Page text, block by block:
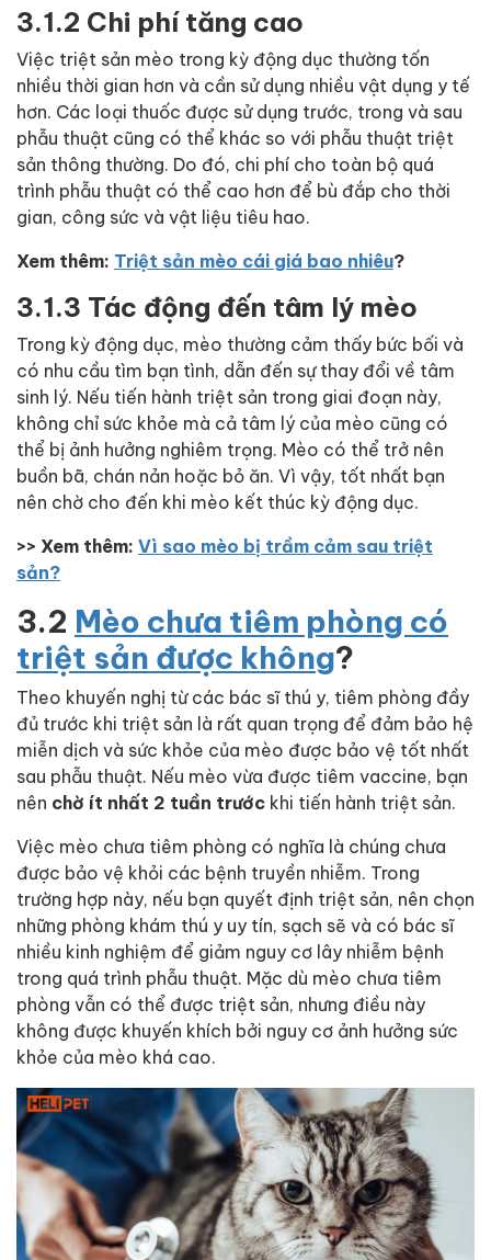
3.1.2 Chi phí tăng cao
Việc triệt sản mèo trong kỳ động dục thường tốn
nhiều thời gian hơn và cần sử dụng nhiều vật dụng y tế
hơn. Các loại thuốc được sử dụng trước, trong và sau
phẫu thuật cũng có thể khác so với phẫu thuật triệt
sản thông thường. Do đó, chi phí cho toàn bộ quá
trình phẫu thuật có thể cao hơn để bù đắp cho thời
gian, công sức và vật liệu tiêu hao.
Xem thêm: Triệt sản mèo cái giá bao nhiêu?
3.1.3 Tác động đến tâm lý mèo
Trong kỳ động dục, mèo thường cảm thấy bức bối và
có nhu cầu tìm bạn tình, dẫn đến sự thay đổi về tâm
sinh lý. Nếu tiến hành triệt sản trong giai đoạn này,
không chỉ sức khỏe mà cả tâm lý của mèo cũng có
thể bị ảnh hưởng nghiêm trọng. Mèo có thể trở nên
buồn bã, chán nản hoặc bỏ ăn. Vì vậy, tốt nhất bạn
nên chờ cho đến khi mèo kết thúc kỳ động dục.
>> Xem thêm: Vì sao mèo bị trầm cảm sau triệt
sản?
3.2 Mèo chưa tiêm phòng có
triệt sản được không?
Theo khuyến nghị từ các bác sĩ thú y, tiêm phòng đầy
đủ trước khi triệt sản là rất quan trọng để đảm bảo hệ
miễn dịch và sức khỏe của mèo được bảo vệ tốt nhất
sau phẫu thuật. Nếu mèo vừa được tiêm vaccine, bạn
nên chờ ít nhất 2 tuần trước khi tiến hành triệt sản.
Việc mèo chưa tiêm phòng có nghĩa là chúng chưa
được bảo vệ khỏi các bệnh truyền nhiễm. Trong
trường hợp này, nếu bạn quyết định triệt sản, nên chọn
những phòng khám thú y uy tín, sạch sẽ và có bác sĩ
nhiều kinh nghiệm để giảm nguy cơ lây nhiễm bệnh
trong quá trình phẫu thuật. Mặc dù mèo chưa tiêm
phòng vẫn có thể được triệt sản, nhưng điều này
không được khuyến khích bởi nguy cơ ảnh hưởng sức
khỏe của mèo khá cao.